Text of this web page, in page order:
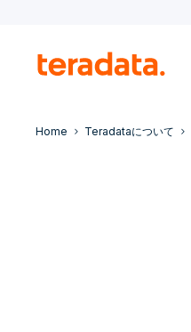
Home Teradataについて